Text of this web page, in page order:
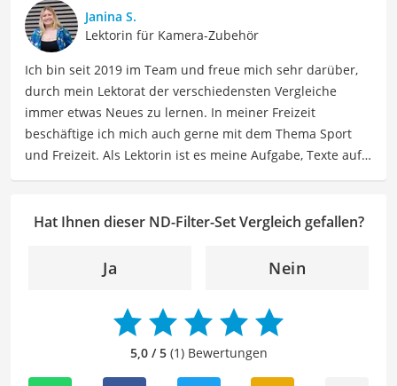
detaillierte Produktvergleiche, Kaufberatungen und
technische Analysen, um Verbrauchern dabei zu helfen,
sowohl informierte Entscheidungen zu treffen als auch
die besten elektronischen Lösungen für ihre Bedürfnisse
zu finden.
Der ND-Filter-Set-Vergleich ist aus unserer Sicht
besonders empfehlenswert fürFotografen und
Hobbyfotografen.
Janina S.
Lektorin für Kamera-Zubehör
Ich bin seit 2019 im Team und freue mich sehr darüber,
durch mein Lektorat der verschiedensten Vergleiche
immer etwas Neues zu lernen. In meiner Freizeit
beschäftige ich mich auch gerne mit dem Thema Sport
und Freizeit. Als Lektorin ist es meine Aufgabe, Texte auf
Autoren dabei zu helfen, ihre Botschaften klar und
das geschriebene Wort und meine breitgefächerten
Interessen, bringe ich frische Perspektiven sowie neue
Ideen in den Lektoratsprozess ein, um sicherzustellen,
dass die Texte sowohl qualitativ hochwertig als auch
ansprechend sind.
Hat Ihnen dieser ND-Filter-Set Vergleich gefallen?
Ja Nein
5,0 / 5(1) Bewertungen